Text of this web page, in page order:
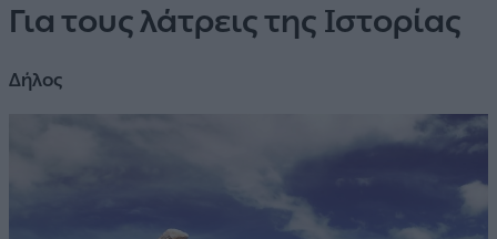
Για τους λάτρεις της Ιστορίας
Δήλος